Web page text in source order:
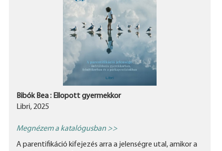
Bibók Bea : Ellopott gyermekkor
Libri, 2025
Megnézem a katalógusban >>
A parentifikáció kifejezés arra a jelenségre utal, amikor a